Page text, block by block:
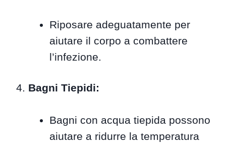
Riposare adeguatamente per
aiutare il corpo a combattere
l’infezione.
Bagni Tiepidi:
Bagni con acqua tiepida possono
aiutare a ridurre la temperatura